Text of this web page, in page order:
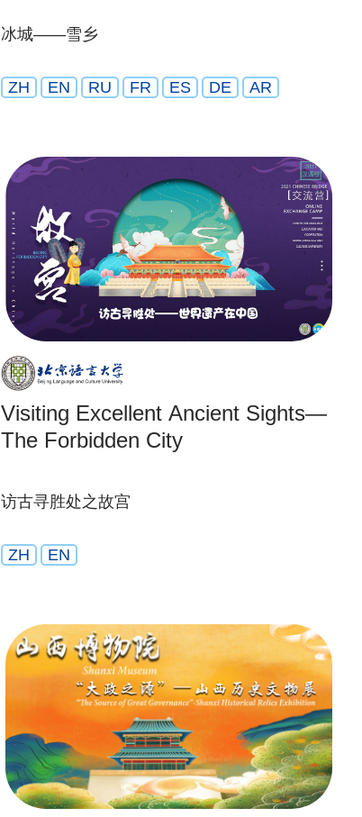
冰城——雪乡
ZH EN RU FR ES DE AR
Visiting Excellent Ancient Sights—
The Forbidden City
访古寻胜处之故宫
ZH EN